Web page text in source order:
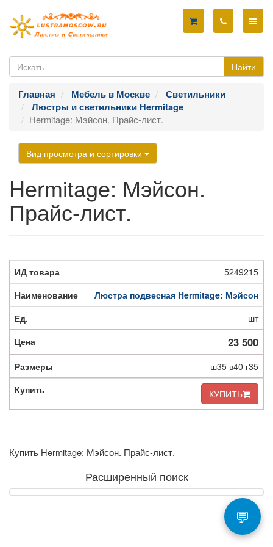
Найти
Главная Мебель в Москве
Светильники
Люстры и светильники Hermitage
Hermitage: Мэйсон. Прайс-лист.
Вид просмотра и сортировки
Hermitage: Мэйсон.
Прайс-лист.
5249215
Люстра подвесная Hermitage: Мэйсон
шт
23 500
ш35 в40 г35
КУПИТЬ
Купить Hermitage: Мэйсон. Прайс-лист.
Расширенный поиск
💬